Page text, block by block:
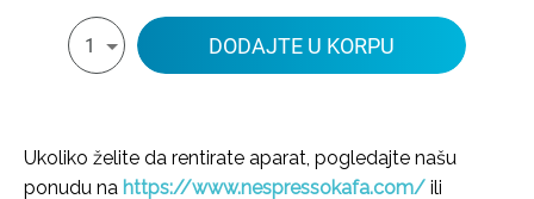
1 DODAJTE U KORPU
Ukoliko želite da rentirate aparat, pogledajte našu
ponudu na https://www.nespressokafa.com/ ili